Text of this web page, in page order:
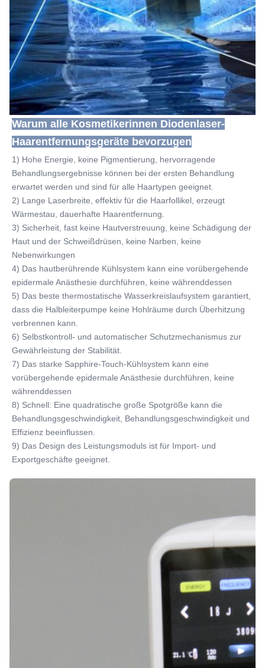
Warum alle Kosmetikerinnen Diodenlaser-
Haarentfernungsgeräte bevorzugen
1) Hohe Energie, keine Pigmentierung, hervorragende
Behandlungsergebnisse können bei der ersten Behandlung
erwartet werden und sind für alle Haartypen geeignet.
2) Lange Laserbreite, effektiv für die Haarfollikel, erzeugt
Wärmestau, dauerhafte Haarentfernung.
3) Sicherheit, fast keine Hautverstreuung, keine Schädigung der
Haut und der Schweißdrüsen, keine Narben, keine
Nebenwirkungen
4) Das hautberührende Kühlsystem kann eine vorübergehende
epidermale Anästhesie durchführen, keine währenddessen
5) Das beste thermostatische Wasserkreislaufsystem garantiert,
dass die Halbleiterpumpe keine Hohlräume durch Überhitzung
verbrennen kann.
6) Selbstkontroll- und automatischer Schutzmechanismus zur
Gewährleistung der Stabilität.
7) Das starke Sapphire-Touch-Kühlsystem kann eine
vorübergehende epidermale Anästhesie durchführen, keine
währenddessen
8) Schnell: Eine quadratische große Spotgröße kann die
Behandlungsgeschwindigkeit, Behandlungsgeschwindigkeit und
Effizienz beeinflussen.
9) Das Design des Leistungsmoduls ist für Import- und
Exportgeschäfte geeignet.